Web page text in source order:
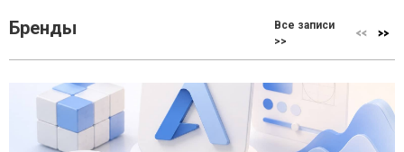
Бренды
Все записи
>>